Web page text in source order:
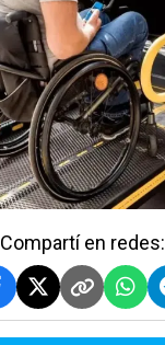
Compartí en redes: